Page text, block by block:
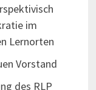
im
Lernorten
Vorstand
des RLP